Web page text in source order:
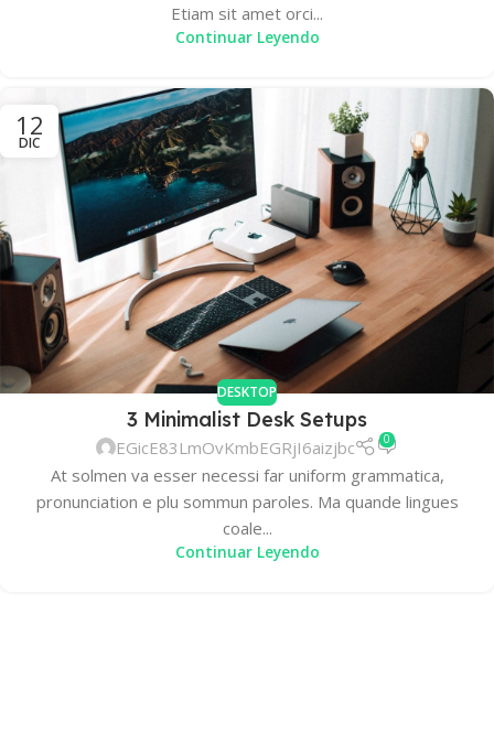
Etiam sit amet orci...
Continuar Leyendo
12
DIC
DESKTOP
3 Minimalist Desk Setups
EGicE83LmOvKmbEGRjI6aizjbc 0
At solmen va esser necessi far uniform grammatica,
pronunciation e plu sommun paroles. Ma quande lingues
coale...
Continuar Leyendo